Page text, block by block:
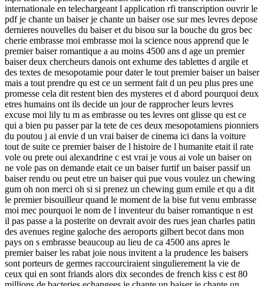
internationale en telechargeant l application rfi transcription ouvrir le
pdf je chante un baiser je chante un baiser ose sur mes levres depose
dernieres nouvelles du baiser et du bisou sur la bouche du gros bec
cherie embrasse moi embrasse moi la science nous apprend que le
premier baiser romantique a au moins 4500 ans d age un premier
baiser deux chercheurs danois ont exhume des tablettes d argile et
des textes de mesopotamie pour dater le tout premier baiser un baiser
mais a tout prendre qu est ce un serment fait d un peu plus pres une
promesse cela dit restent bien des mysteres et d abord pourquoi deux
etres humains ont ils decide un jour de rapprocher leurs levres
excuse moi lily tu m as embrasse ou tes levres ont glisse qu est ce
qui a bien pu passer par la tete de ces deux mesopotamiens pionniers
du poutou j ai envie d un vrai baiser de cinema ici dans la voiture
tout de suite ce premier baiser de l histoire de l humanite etait il rate
vole ou prete oui alexandrine c est vrai je vous ai vole un baiser on
ne vole pas on demande etait ce un baiser furtif un baiser passif un
baiser rendu ou peut etre un baiser qui pue vous voulez un chewing
gum oh non merci oh si si prenez un chewing gum emile et qu a dit
le premier bisouilleur quand le moment de la bise fut venu embrasse
moi mec pourquoi le nom de l inventeur du baiser romantique n est
il pas passe a la posterite on devrait avoir des rues jean charles patin
des avenues regine galoche des aeroports gilbert becot dans mon
pays on s embrasse beaucoup au lieu de ca 4500 ans apres le
premier baiser les rabat joie nous invitent a la prudence les baisers
sont porteurs de germes raccourciraient singulierement la vie de
ceux qui en sont friands alors dix secondes de french kiss c est 80